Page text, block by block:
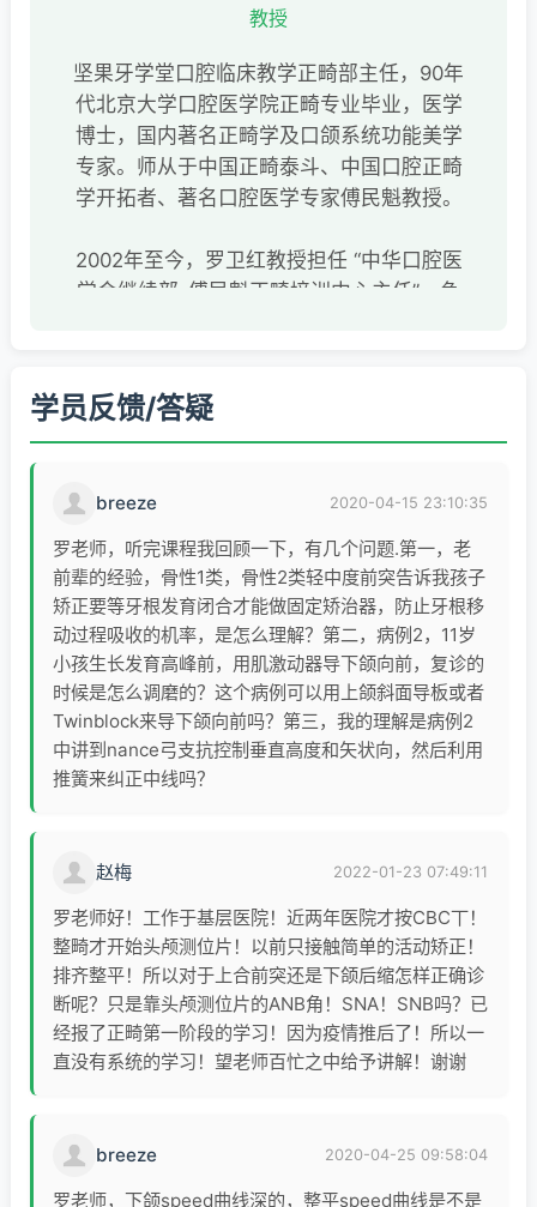
教授
坚果牙学堂口腔临床教学正畸部主任，90年
代北京大学口腔医学院正畸专业毕业，医学
博士，国内著名正畸学及口颌系统功能美学
专家。师从于中国正畸泰斗、中国口腔正畸
学开拓者、著名口腔医学专家傅民魁教授。
2002年至今，罗卫红教授担任 “中华口腔医
学会继续部-傅民魁正畸培训中心主任”，负
美国哈佛大学牙医学院2006年访问学者
美国凯斯西储大学牙医学院访问学者，曾任
英国爱丁堡皇家外科学院正畸专科院员
国际RW高级课程结业中国认证医师
国际B-Smile高级课程结业中国首批功能美
学认证医师
世界正畸联盟WFO会员
美国正畸协会AAO会员
隐适美认证医师
中华口腔医学会会员
中国首批口腔正畸专科医师
试病例精选》副主编
罗卫红教授是国内著名的口颌面系统功能美
学专家、疑难病专家，特别关注上气道、颞
下颌关节、咬合等在正畸、正颌外科、修复
等学科中的状态，擅长多学科合作达到口颌
系统健康功能良好、美观及长期稳定。从事
腔学理念，技术技能与国际接轨，追求完
美，获得业界赞誉及各地患者好评。
学员反馈/答疑
breeze 2020-04-15 23:10:35
罗老师，听完课程我回顾一下，有几个问题.第一，老
前辈的经验，骨性1类，骨性2类轻中度前突告诉我孩子
矫正要等牙根发育闭合才能做固定矫治器，防止牙根移
动过程吸收的机率，是怎么理解？第二，病例2，11岁
小孩生长发育高峰前，用肌激动器导下颌向前，复诊的
时候是怎么调磨的？这个病例可以用上颌斜面导板或者
Twinblock来导下颌向前吗？第三，我的理解是病例2
中讲到nance弓支抗控制垂直高度和矢状向，然后利用
推簧来纠正中线吗？
赵梅 2022-01-23 07:49:11
罗老师好！工作于基层医院！近两年医院才按CBC丅！
整畸才开始头颅测位片！以前只接触简单的活动矫正！
排齐整平！所以对于上合前突还是下颌后缩怎样正确诊
断呢？只是靠头颅测位片的ANB角！SNA！SNB吗？已
经报了正畸第一阶段的学习！因为疫情推后了！所以一
直没有系统的学习！望老师百忙之中给予讲解！谢谢
breeze 2020-04-25 09:58:04
罗老师，下颌speed曲线深的，整平speed曲线是不是